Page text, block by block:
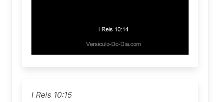
I Reis 10:15